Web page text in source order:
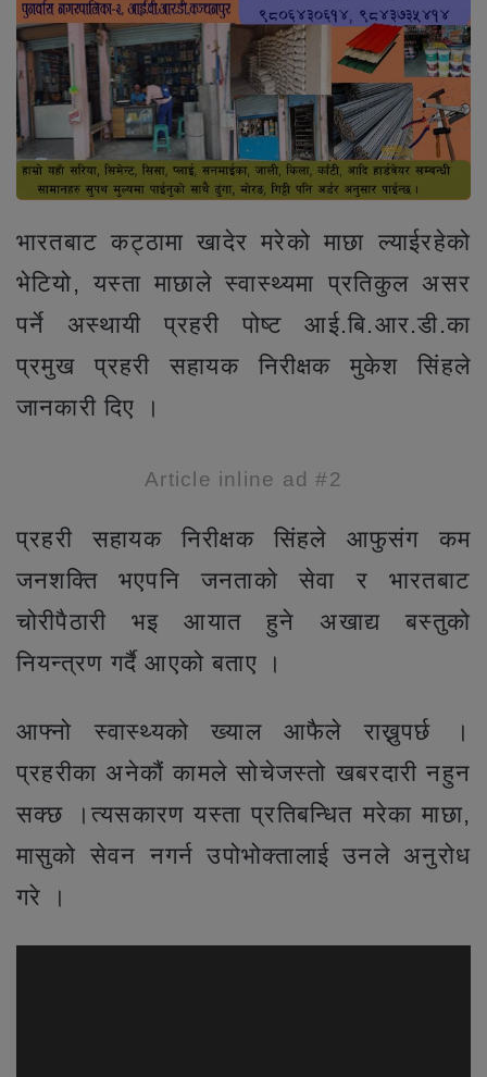
भारतबाट कट्ठामा खादेर मरेको माछा ल्याईरहेको
भेटियो, यस्ता माछाले स्वास्थ्यमा प्रतिकुल असर
पर्ने अस्थायी प्रहरी पोष्ट आई.बि.आर.डी.का
प्रमुख प्रहरी सहायक निरीक्षक मुकेश सिंहले
जानकारी दिए ।
Article inline ad #2
प्रहरी सहायक निरीक्षक सिंहले आफुसंग कम
जनशक्ति भएपनि जनताको सेवा र भारतबाट
चोरीपैठारी भइ आयात हुने अखाद्य बस्तुको
नियन्त्रण गर्दै आएको बताए ।
आफ्नो स्वास्थ्यको ख्याल आफैले राख्नुपर्छ ।
प्रहरीका अनेकौं कामले सोचेजस्तो खबरदारी नहुन
सक्छ ।त्यसकारण यस्ता प्रतिबन्धित मरेका माछा,
मासुको सेवन नगर्न उपोभोक्तालाई उनले अनुरोध
गरे ।